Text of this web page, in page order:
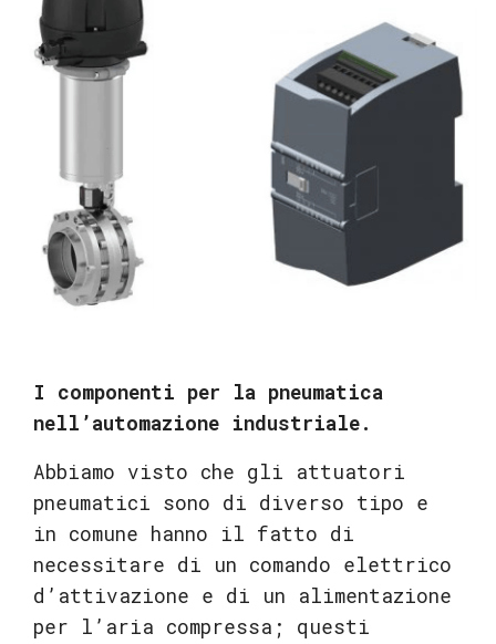
I componenti per la pneumatica
nell’automazione industriale.
Abbiamo visto che gli attuatori
pneumatici sono di diverso tipo e
in comune hanno il fatto di
necessitare di un comando elettrico
d’attivazione e di un alimentazione
per l’aria compressa; questi